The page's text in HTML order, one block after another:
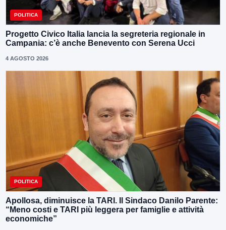
POLITICA
Progetto Civico Italia lancia la segreteria regionale in
Campania: c’è anche Benevento con Serena Ucci
4 AGOSTO 2026
POLITICA
Apollosa, diminuisce la TARI. Il Sindaco Danilo Parente:
“Meno costi e TARI più leggera per famiglie e attività
economiche”